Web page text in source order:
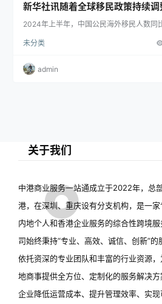
新华社讯随着全球移民政策持续调
外移民服务行业迎来新机遇与挑战
日，多家移民服务机构表示，近期
显著上升，反映出国际移民需求的
2024年上半年，中国公民海外移民人数同
需求影响。技术、投资和留学移民为主流，
的地也逐渐兴起。行业面临转型升级，客户
高，政策变动频繁，服务商需增强专业能
未分类
admin
关于我们
中港商业服务一站通成立于2022年，总
港，在深圳、重庆设有分支机构，是一
内地个人和香港企业服务的综合性跨境
司始终秉持“专业、高效、诚信、创新”的
依托资深的专业团队和丰富的行业资源
地商事提供全方位、定制化的服务解决方
企业降低运营成本、提升管理效率、实现